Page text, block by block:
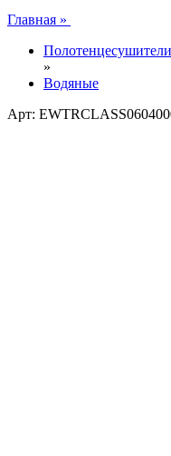
Главная »
Полотенцесушители
»
Водяные
Арт: